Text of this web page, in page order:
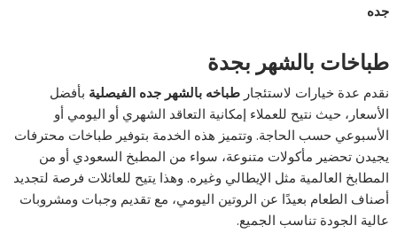
جده
طباخات بالشهر بجدة
نقدم عدة خيارات لاستئجارطباخه بالشهر جده الفيصلية بأفضل
الأسعار، حيث نتيح للعملاء إمكانية التعاقد الشهري أو اليومي أو
الأسبوعي حسب الحاجة. وتتميز هذه الخدمة بتوفير طباخات محترفات
يجيدن تحضير مأكولات متنوعة، سواء من المطبخ السعودي أو من
المطابخ العالمية مثل الإيطالي وغيره. وهذا يتيح للعائلات فرصة لتجديد
أصناف الطعام بعيدًا عن الروتين اليومي، مع تقديم وجبات ومشروبات
عالية الجودة تناسب الجميع.